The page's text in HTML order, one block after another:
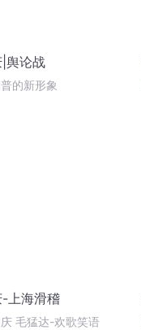
舆论战
的新形象
-上海滑稽
毛猛达-欢歌笑语